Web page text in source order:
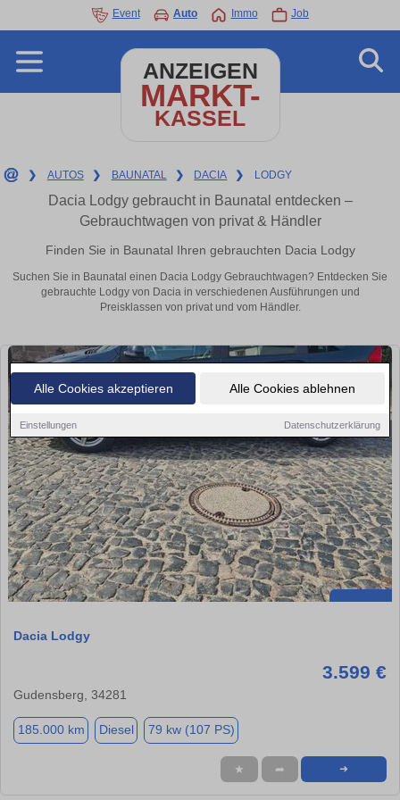
Alle Cookies akzeptieren Alle Cookies ablehnen
Einstellungen Datenschutzerklärung
Event Auto Immo Job
ANZEIGEN
MARKT-
KASSEL
❯ AUTOS ❯ BAUNATAL ❯ DACIA ❯ LODGY
Dacia Lodgy gebraucht in Baunatal entdecken –
Gebrauchtwagen von privat & Händler
Finden Sie in Baunatal Ihren gebrauchten Dacia Lodgy
Suchen Sie in Baunatal einen Dacia Lodgy Gebrauchtwagen? Entdecken Sie
gebrauchte Lodgy von Dacia in verschiedenen Ausführungen und
Preisklassen von privat und vom Händler.
Dacia Lodgy
3.599 €
Gudensberg, 34281
185.000 km Diesel 79 kw (107 PS)
★ ➦ ➜